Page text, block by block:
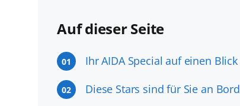
Auf dieser Seite
01 Ihr AIDA Special auf einen Blick
02 Diese Stars sind für Sie an Bord